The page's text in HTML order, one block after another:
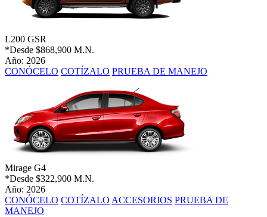
L200 GSR
*Desde $868,900 M.N.
Año: 2026
CONÓCELO COTÍZALO PRUEBA DE MANEJO
Mirage G4
*Desde $322,900 M.N.
Año: 2026
CONÓCELO COTÍZALO ACCESORIOS PRUEBA DE
MANEJO